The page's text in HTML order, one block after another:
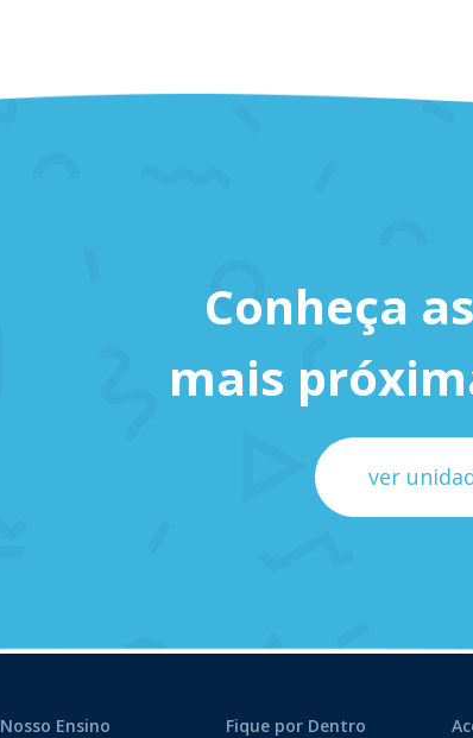
Conheça
mais
ver
Nosso Ensino
Fique por Dentro